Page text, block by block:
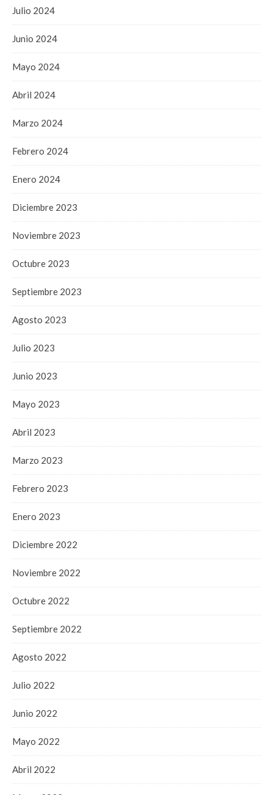
Julio 2024
Junio 2024
Mayo 2024
Abril 2024
Marzo 2024
Febrero 2024
Enero 2024
Diciembre 2023
Noviembre 2023
Octubre 2023
Septiembre 2023
Agosto 2023
Julio 2023
Junio 2023
Mayo 2023
Abril 2023
Marzo 2023
Febrero 2023
Enero 2023
Diciembre 2022
Noviembre 2022
Octubre 2022
Septiembre 2022
Agosto 2022
Julio 2022
Junio 2022
Mayo 2022
Abril 2022